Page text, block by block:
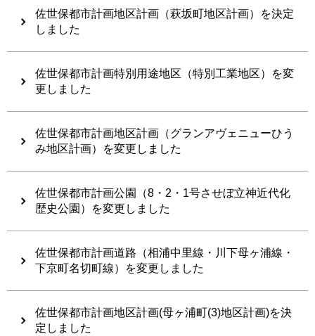
佐世保都市計画地区計画（萩坂町地区計画）を決定
しました
佐世保都市計画特別用途地区（特別工業地区）を変
更しました
佐世保都市計画地区計画（グランアヴェニューひう
み地区計画）を変更しました
佐世保都市計画公園（8・2・1号させぼ立神近代化
歴史公園）を変更しました
佐世保都市計画道路（相浦中里線・川下母ヶ浦線・
下京町名切町線）を変更しました
佐世保都市計画地区計画(母ヶ浦町(3)地区計画)を決
定しました